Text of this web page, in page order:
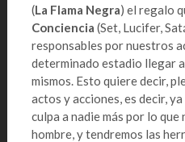
(La Flama Negra) el regalo
Conciencia (Set, Lucifer,
responsables por nuestros
determinado estadio llegar
mismos. Esto quiere decir,
actos y acciones, es decir,
culpa a nadie más por lo que
hombre, y tendremos las